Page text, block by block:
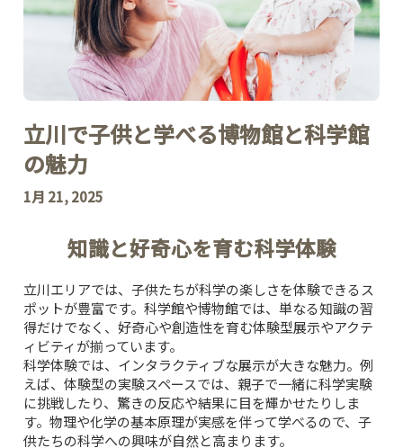
立川で子供と学べる博物館と科学館
の魅力
1月 21, 2025
知識と好奇心を育む科学体験
立川エリアでは、子供たちが科学の楽しさを体験できるス
ポットが豊富です。科学館や博物館では、単なる知識の習
得だけでなく、好奇心や創造性を育む体験型展示やアクテ
ィビティが揃っています。
科学体験では、インタラクティブな展示が大きな魅力。例
えば、体験型の実験スペースでは、親子で一緒に科学実験
に挑戦したり、驚きの反応や結果に目を輝かせたりしま
す。物理や化学の基本原理が実感を伴って学べるので、子
供たちの科学への興味が自然と高まります。